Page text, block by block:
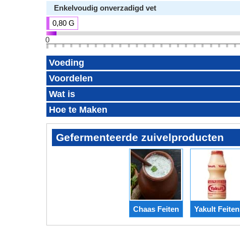
Enkelvoudig onverzadigd vet
0,80 G
0
Voeding
Voordelen
Wat is
Hoe te Maken
Gefermenteerde zuivelproducten
Chaas Feiten Yakult Feiten